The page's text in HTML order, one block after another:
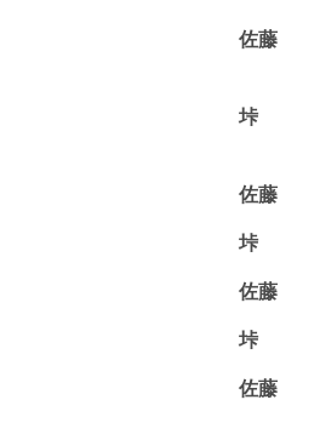
佐藤
垰
佐藤
垰
佐藤
垰
佐藤